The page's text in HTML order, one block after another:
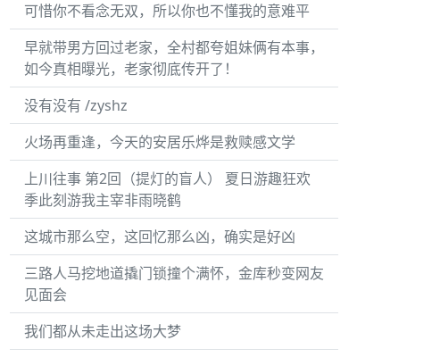
可惜你不看念无双，所以你也不懂我的意难平
早就带男方回过老家，全村都夸姐妹俩有本事，
如今真相曝光，老家彻底传开了！
没有没有 /zyshz
火场再重逢，今天的安居乐烨是救赎感文学
上川往事 第2回（提灯的盲人） 夏日游趣狂欢
季此刻游我主宰非雨晓鹤
这城市那么空，这回忆那么凶，确实是好凶
三路人马挖地道撬门锁撞个满怀，金库秒变网友
见面会
我们都从未走出这场大梦